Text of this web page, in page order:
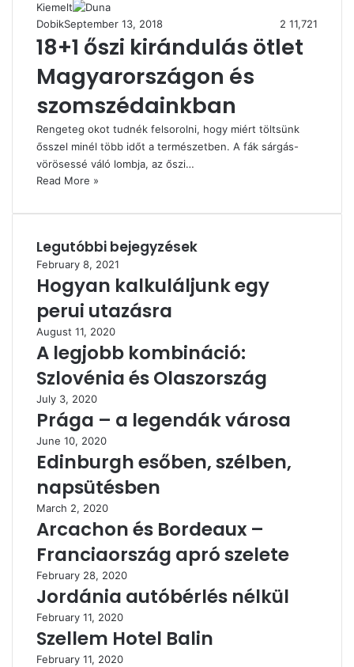
Kiemelt
DobikSeptember 13, 2018 2 11,721
18+1 őszi kirándulás ötlet
Magyarországon és
szomszédainkban
Rengeteg okot tudnék felsorolni, hogy miért töltsünk
ősszel minél több időt a természetben. A fák sárgás-
vörösessé váló lombja, az őszi…
Read More »
Legutóbbi bejegyzések
February 8, 2021
Hogyan kalkuláljunk egy
perui utazásra
August 11, 2020
A legjobb kombináció:
Szlovénia és Olaszország
July 3, 2020
Prága – a legendák városa
June 10, 2020
Edinburgh esőben, szélben,
napsütésben
March 2, 2020
Arcachon és Bordeaux –
Franciaország apró szelete
February 28, 2020
Jordánia autóbérlés nélkül
February 11, 2020
Szellem Hotel Balin
February 11, 2020